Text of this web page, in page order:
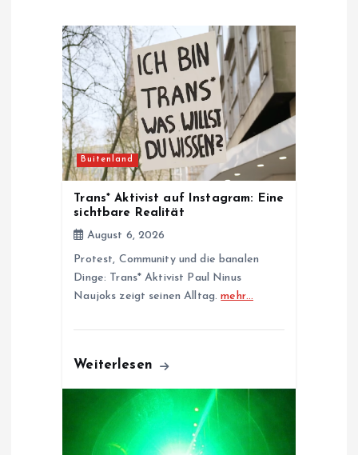
Buitenland
Trans* Aktivist auf Instagram: Eine
sichtbare Realität
August 6, 2026
Protest, Community und die banalen
Dinge: Trans* Aktivist Paul Ninus
Naujoks zeigt seinen Alltag.mehr…
Weiterlesen